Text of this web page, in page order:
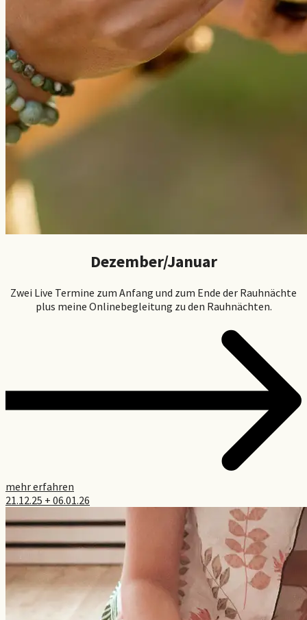
Dezember/Januar
Zwei Live Termine zum Anfang und zum Ende der Rauhnächte
plus meine Onlinebegleitung zu den Rauhnächten.
mehr erfahren
21.12.25 + 06.01.26